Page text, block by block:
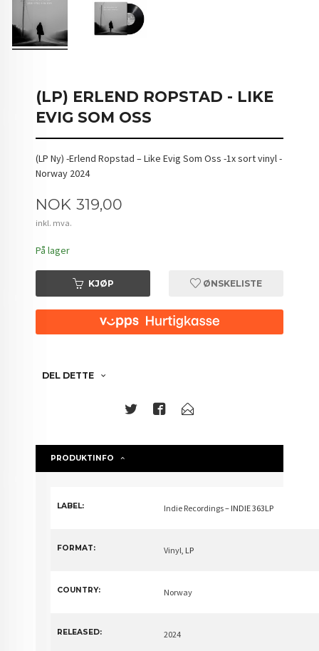
(LP) ERLEND ROPSTAD - LIKE
EVIG SOM OSS
(LP Ny) -Erlend Ropstad – Like Evig Som Oss -1x sort vinyl -
Norway 2024
Pris
NOK 319,00
inkl. mva.
På lager
KJØP ØNSKELISTE
DEL DETTE
PRODUKTINFO
LABEL: Indie Recordings– INDIE 363LP
FORMAT: Vinyl, LP
COUNTRY: Norway
RELEASED: 2024